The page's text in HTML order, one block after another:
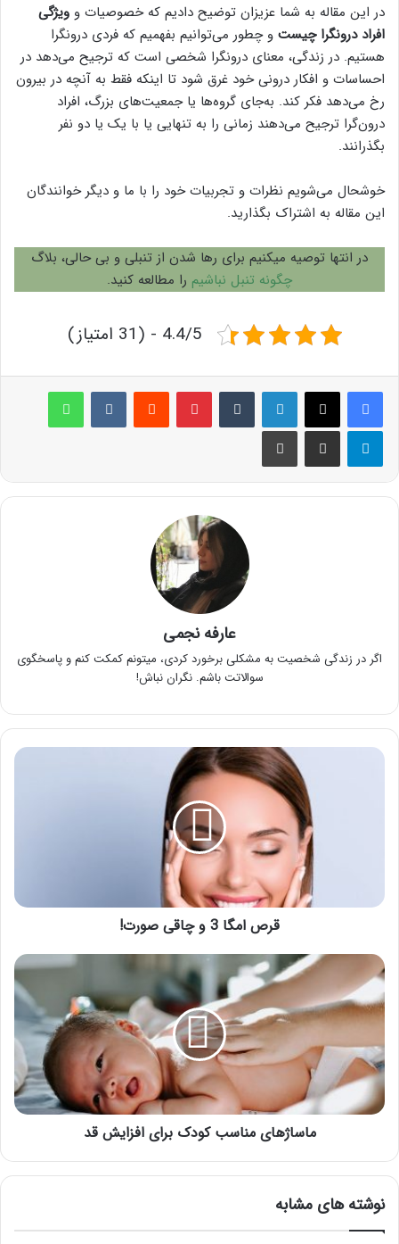
در این مقاله به شما عزیزان توضیح دادیم که خصوصیات و ویژگی
افراد درونگرا چیست و چطور می‌توانیم بفهمیم که فردی درونگرا
هستیم. در زندگی، معنای درونگرا شخصی است که ترجیح می‌دهد در
احساسات و افکار درونی خود غرق شود تا اینکه فقط به آنچه در بیرون
رخ می‌دهد فکر کند. به‌جای گروه‌ها یا جمعیت‌های بزرگ، افراد
درون‌گرا ترجیح می‌دهند زمانی را به تنهایی یا با یک یا دو نفر
بگذرانند.
خوشحال می‌شویم نظرات و تجربیات خود را با ما و دیگر خوانندگان
این مقاله به اشتراک بگذارید.
در انتها توصیه میکنیم برای رها شدن از تنبلی و بی حالی، بلاگ
چگونه تنبل نباشیم را مطالعه کنید.
4.4/5 - (31 امتیاز)
لینکدین ‫تامبلر پینترست‫رددیت ‫VKontakteواتس آپ
تلگرام اشتراک گذاری از طریق ایمیل چاپ
عارفه نجمی
اگر در زندگی شخصیت به مشکلی برخورد کردی، میتونم کمکت کنم و پاسخگوی
سوالاتت باشم. نگران نباش!
قرص
قرص امگا 3 و چاقی صورت!
ماساژهای
مناسب
کودک
برای
قد
ماساژهای مناسب کودک برای افزایش قد
نوشته های مشابه